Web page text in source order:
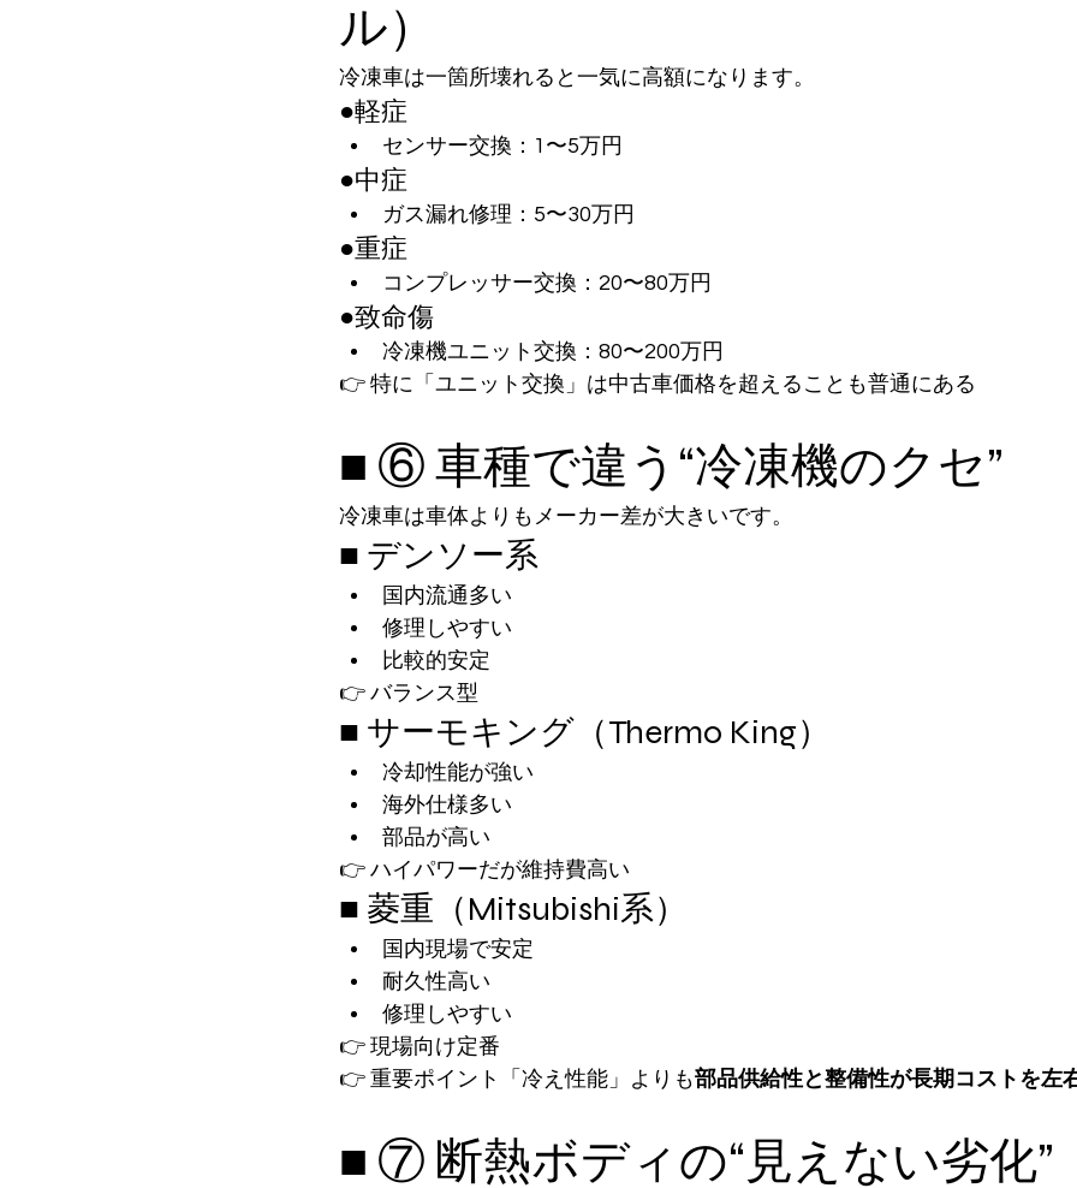
ル）
冷凍車は一箇所壊れると一気に高額になります。
●軽症
センサー交換：1〜5万円
●中症
ガス漏れ修理：5〜30万円
●重症
コンプレッサー交換：20〜80万円
●致命傷
冷凍機ユニット交換：80〜200万円
👉 特に「ユニット交換」は中古車価格を超えることも普通にある
■ ⑥ 車種で違う“冷凍機のクセ”
冷凍車は車体よりもメーカー差が大きいです。
■ デンソー系
国内流通多い
修理しやすい
比較的安定
👉 バランス型
■ サーモキング（Thermo King）
冷却性能が強い
海外仕様多い
部品が高い
👉 ハイパワーだが維持費高い
■ 菱重（Mitsubishi系）
国内現場で安定
耐久性高い
修理しやすい
👉 現場向け定番
👉 重要ポイント「冷え性能」よりも部品供給性と整備性が長期コストを左
■ ⑦ 断熱ボディの“見えない劣化”